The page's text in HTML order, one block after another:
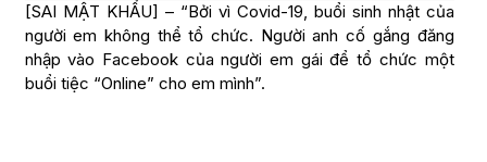
[SAI MẬT KHẨU] – “Bởi vì Covid-19, buổi sinh nhật của
người em không thể tổ chức. Người anh cố gắng đăng
nhập vào Facebook của người em gái để tổ chức một
buổi tiệc “Online” cho em mình”.